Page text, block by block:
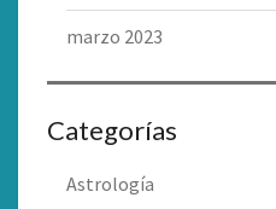
marzo 2023
Categorías
Astrología